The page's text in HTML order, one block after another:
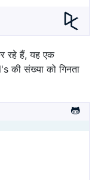
रहे हैं, यह एक
की संख्या को गिनता